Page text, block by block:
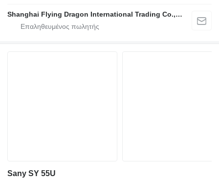
Shanghai Flying Dragon International Trading Co.,Ltd
Sany SY 55U